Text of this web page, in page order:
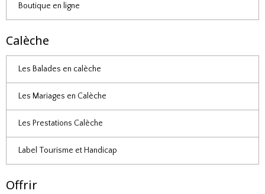
Boutique en ligne
Calèche
Les Balades en calèche
Les Mariages en Calèche
Les Prestations Calèche
Label Tourisme et Handicap
Offrir